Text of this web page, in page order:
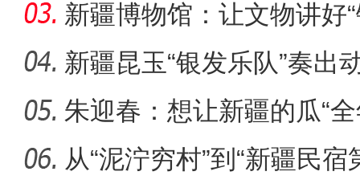
侨乡故事 | 哈班拜的
生态
新疆博物馆：让文物讲好
新疆昆玉“银发乐队”奏出
朱迎春：想让新疆的瓜“
从“泥泞穷村”到“新疆民